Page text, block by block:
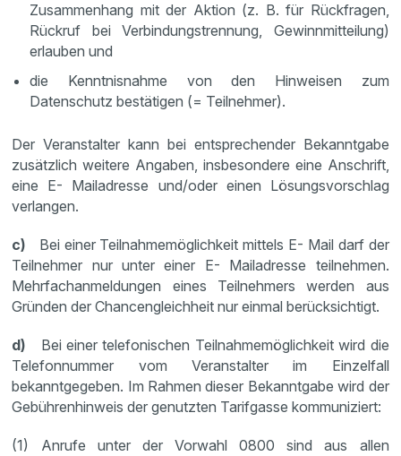
Zusammenhang mit der Aktion (z. B. für Rückfragen,
Rückruf bei Verbindungstrennung, Gewinnmitteilung)
erlauben und
die Kenntnisnahme von den Hinweisen zum
Datenschutz bestätigen (= Teilnehmer).
Der Veranstalter kann bei entsprechender Bekanntgabe
zusätzlich weitere Angaben, insbesondere eine Anschrift,
eine E- Mailadresse und/oder einen Lösungsvorschlag
verlangen.
c) Bei einer Teilnahmemöglichkeit mittels E- Mail darf der
Teilnehmer nur unter einer E- Mailadresse teilnehmen.
Mehrfachanmeldungen eines Teilnehmers werden aus
Gründen der Chancengleichheit nur einmal berücksichtigt.
d) Bei einer telefonischen Teilnahmemöglichkeit wird die
Telefonnummer vom Veranstalter im Einzelfall
bekanntgegeben. Im Rahmen dieser Bekanntgabe wird der
Gebührenhinweis der genutzten Tarifgasse kommuniziert:
(1) Anrufe unter der Vorwahl 0800 sind aus allen